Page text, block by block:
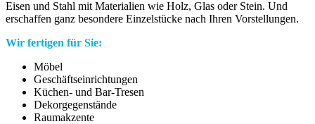
Eisen und Stahl mit Materialien wie Holz, Glas oder Stein. Und
erschaffen ganz besondere Einzelstücke nach Ihren Vorstellungen.
Wir fertigen für Sie:
Möbel
Geschäftseinrichtungen
Küchen- und Bar-Tresen
Dekorgegenstände
Raumakzente